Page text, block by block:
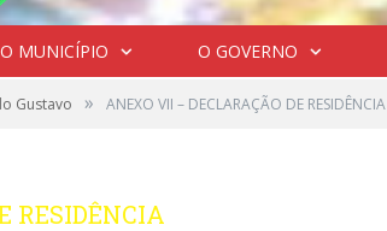
O MUNICÍPIO O GOVERNO
Gustavo » ANEXO VII – DECLARAÇÃO DE RESIDÊNCIA
RESIDÊNCIA